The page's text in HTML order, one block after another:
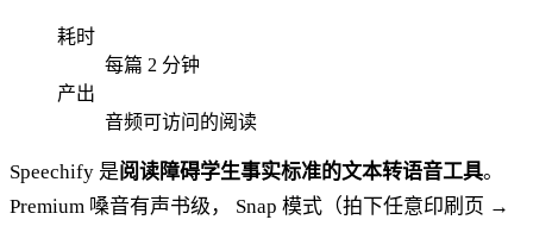
耗时
每篇 2 分钟
产出
音频可访问的阅读
Speechify 是阅读障碍学生事实标准的文本转语音工具。
Premium 嗓音有声书级， Snap 模式（拍下任意印刷页 →